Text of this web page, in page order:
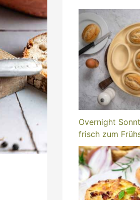
Overnight
frisch zum